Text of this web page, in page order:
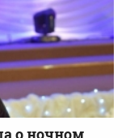
о ночном